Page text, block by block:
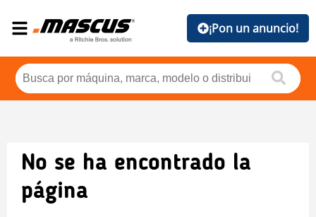
¡Pon un anuncio!
No se ha encontrado la
página